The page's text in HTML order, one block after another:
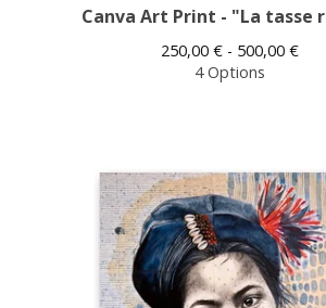
Canva Art Print - "La tasse
250,00 €- 500,00 €
4 Options